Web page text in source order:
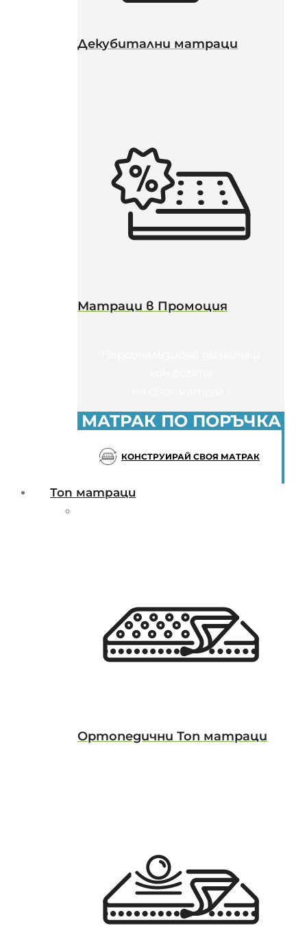
Декубитални матраци
Матраци в Промоция
МАТРАК ПО ПОРЪЧКА
КОНСТРУИРАЙ СВОЯ МАТРАК
Топ матраци
Ортопедични Топ матраци